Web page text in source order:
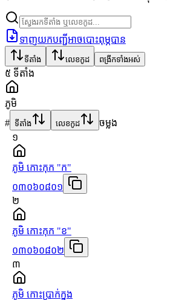
ទាញយកបញ្ជីអាចបោះពុម្ភបាន
ទីតាំង លេខកូដ ពង្រីកទាំងអស់
៥ ទីតាំង
ភូមិ
# ទីតាំង លេខកូដ
ចម្លង
១
ភូមិ កោះកុក "ក"
០៣០៦០៨០១
២
ភូមិ កោះកុក "ខ"
០៣០៦០៨០២
៣
ភូមិ កោះប្រាក់ក្នុង